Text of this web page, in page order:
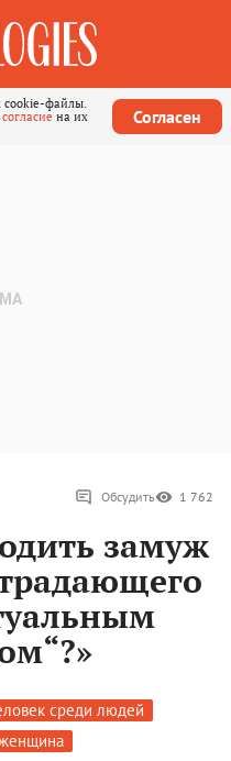
cookie-файлы.
согласие на их
Согласен
Обсудить 1 762
замуж
среди людей